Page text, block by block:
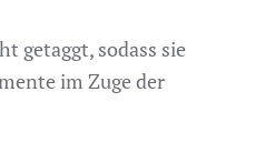
getaggt, sodass sie
im Zuge der